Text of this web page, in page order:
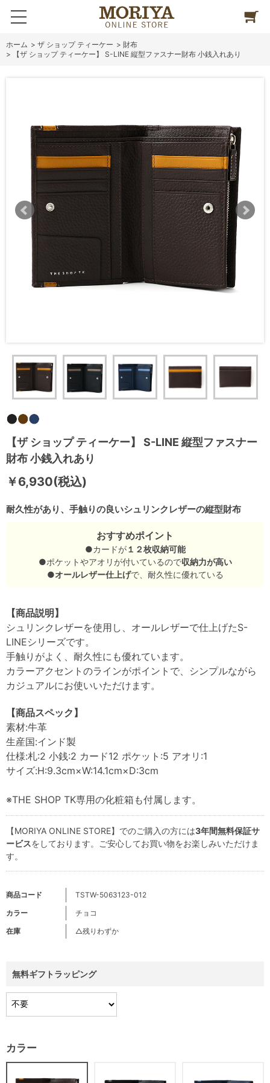
ホーム > ザ ショップ ティーケー > 財布
>
【ザ ショップ ティーケー】 S-LINE 縦型ファスナー財布 小銭入れあり
【ザ ショップ ティーケー】 S-LINE 縦型ファスナー
財布 小銭入れあり
耐久性があり、手触りの良いシュリンクレザーの縦型財布
￥6,930(税込)
商品コード
TSTW-5063123-012
カラー
チョコ
在庫
△残りわずか
無料ギフトラッピング
カラー
おすすめポイント
●カードが１２枚収納可能
●ポケットやアオリが付いているので収納力が高い
●オールレザー仕上げで、耐久性に優れている
【商品説明】
シュリンクレザーを使用し、オールレザーで仕上げたS-
LINEシリーズです。
手触りがよく、耐久性にも優れています。
カラーアクセントのラインがポイントで、シンプルながら
カジュアルにお使いいただけます。
【商品スペック】
素材:牛革
生産国:インド製
仕様:札:2 小銭:2 カード12 ポケット:5 アオリ:1
サイズ:H:9.3cm×W:14.1cm×D:3cm
※THE SHOP TK専用の化粧箱も付属します。
【MORIYA ONLINE STORE】でのご購入の方には3年間無料保証サ
ービスをしております。ご安心してお買い物をお楽しみいただけま
す。